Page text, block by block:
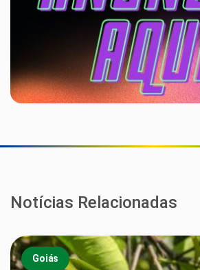
Notícias Relacionadas
Goiás